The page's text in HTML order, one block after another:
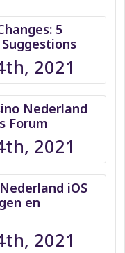
5
2021
Nederland
Forum
2021
iOS
en
2021